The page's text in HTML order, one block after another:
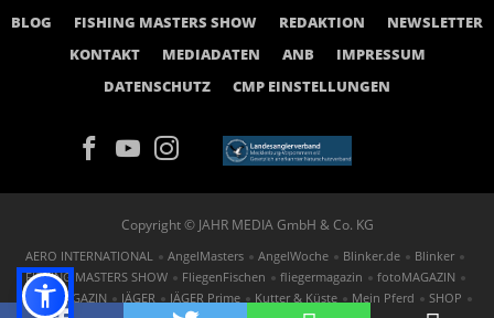
BLOG FISHING MASTERS SHOW REDAKTION
NEWSLETTER
KONTAKT
MEDIADATEN ANB
IMPRESSUM
DATENSCHUTZ
CMP EINSTELLUNGEN
Copyright © JAHR MEDIA GmbH & Co. KG
AERO INTERNATIONAL AngelMasters AngelWoche Blinker.de
Blinker
FISHING MASTERS SHOW
FliegenFischen fliegermagazin
fotoMAGAZIN
GOLF MAGAZIN
JÄGER JÄGER Prime Kutter & Küste Mein Pferd
SHOP